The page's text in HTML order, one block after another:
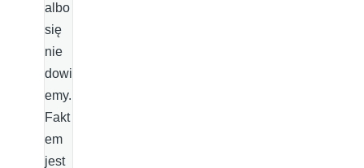
albo
się
nie
dowi
emy.
Fakt
em
jest